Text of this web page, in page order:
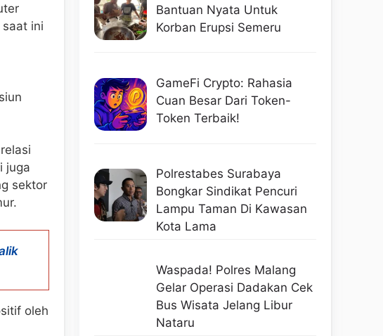
ini
juga
sektor
oleh
Bantuan Nyata Untuk
Korban Erupsi Semeru
GameFi Crypto: Rahasia
Cuan Besar Dari Token-
Token Terbaik!
Polrestabes Surabaya
Bongkar Sindikat Pencuri
Lampu Taman Di Kawasan
Kota Lama
Waspada! Polres Malang
Gelar Operasi Dadakan Cek
Bus Wisata Jelang Libur
Nataru